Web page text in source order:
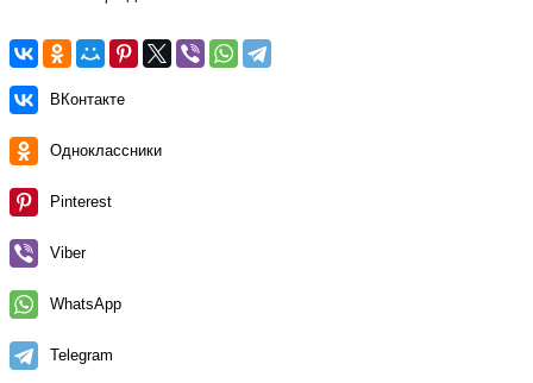
ВКонтакте
Одноклассники
Pinterest
Viber
WhatsApp
Telegram